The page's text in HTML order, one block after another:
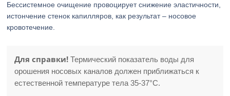
Бессистемное очищение провоцирует снижение эластичности,
истончение стенок капилляров, как результат – носовое
кровотечение.
Для справки! Термический показатель воды для
орошения носовых каналов должен приближаться к
естественной температуре тела 35-37°С.